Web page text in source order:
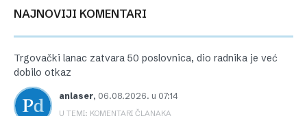
NAJNOVIJI KOMENTARI
Trgovački lanac zatvara 50 poslovnica, dio radnika je već
dobilo otkaz
anlaser, 06.08.2026. u 07:14
U TEMI: KOMENTARI ČLANAKA